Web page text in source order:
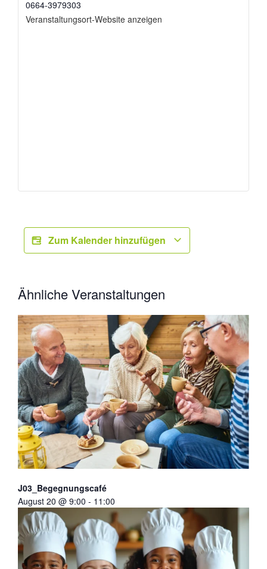
0664-3979303
Veranstaltungsort-Website anzeigen
Zum Kalender hinzufügen
Ähnliche Veranstaltungen
J03_Begegnungscafé
August 20 @ 9:00 - 11:00